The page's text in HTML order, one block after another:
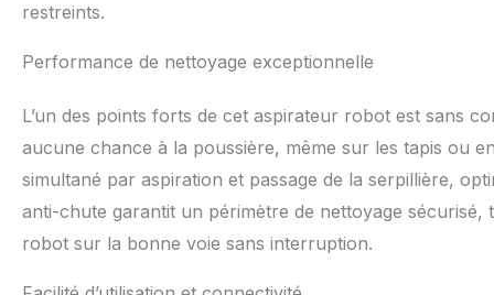
l'aspirateur robot
charge le
augmente la
poussières fines
dans les fibres
cacher. 😴
bien moins que
restreints.
Performance de nettoyage exceptionnelle
L’un des points forts de cet aspirateur robot est sans
aucune chance à la poussière, même sur les tapis ou
simultané par aspiration et passage de la serpillière,
anti-chute garantit un périmètre de nettoyage sécurisé,
robot sur la bonne voie sans interruption.